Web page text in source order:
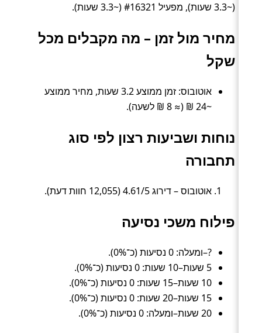
(~3.3 שעות), מפעיל #16321 (~3.3 שעות).
מחיר מול זמן – מה מקבלים מכל
שקל
אוטובוס: זמן ממוצע 3.2 שעות, מחיר ממוצע
~24 ₪ (≈ 8 ₪ לשעה).
נוחות ושביעות רצון לפי סוג
תחבורה
אוטובוס – דירוג 4.61/5 (12,055 חוות דעת).
פילוח משכי נסיעה
?–ומעלה: 0 נסיעות (כ־0%).
5 שעות–10 שעות: 0 נסיעות (כ־0%).
10 שעות–15 שעות: 0 נסיעות (כ־0%).
15 שעות–20 שעות: 0 נסיעות (כ־0%).
20 שעות–ומעלה: 0 נסיעות (כ־0%).